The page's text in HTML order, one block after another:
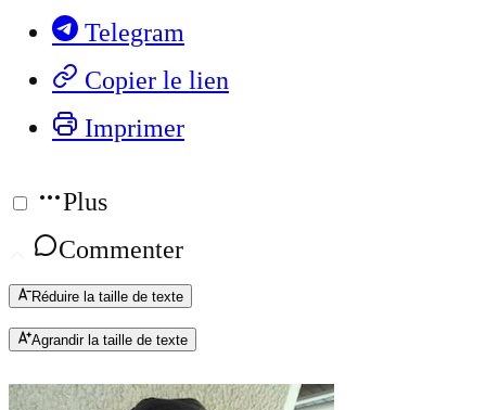
Telegram
Copier le lien
Imprimer
Plus
Commenter
Réduire la taille de texte
Agrandir la taille de texte